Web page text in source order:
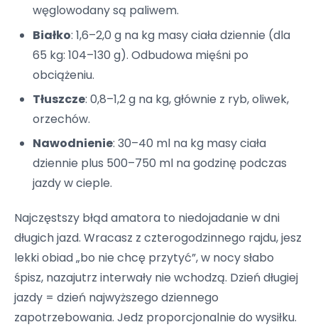
węglowodany są paliwem.
Białko: 1,6–2,0 g na kg masy ciała dziennie (dla
65 kg: 104–130 g). Odbudowa mięśni po
obciążeniu.
Tłuszcze: 0,8–1,2 g na kg, głównie z ryb, oliwek,
orzechów.
Nawodnienie: 30–40 ml na kg masy ciała
dziennie plus 500–750 ml na godzinę podczas
jazdy w cieple.
Najczęstszy błąd amatora to niedojadanie w dni
długich jazd. Wracasz z czterogodzinnego rajdu, jesz
lekki obiad „bo nie chcę przytyć”, w nocy słabo
śpisz, nazajutrz interwały nie wchodzą. Dzień długiej
jazdy = dzień najwyższego dziennego
zapotrzebowania. Jedz proporcjonalnie do wysiłku.